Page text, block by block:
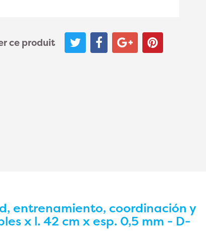
ce produit
entrenamiento, coordinación y
x l. 42 cm x esp. 0,5 mm - D-